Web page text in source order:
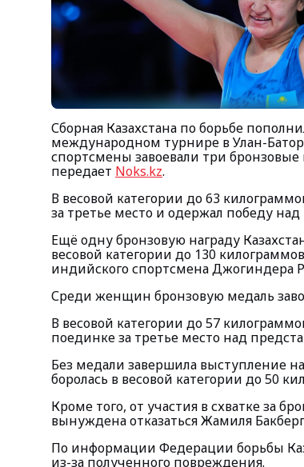
Сборная Казахстана по борьбе
международном турнире в Улан-
спортсмены завоевали три
передает Noks.kz.
В весовой категории до 63
за третье место и одержал победу
Ещё одну бронзовую награду
весовой категории до 130
индийского спортсмена Джогиндера
Среди женщин бронзовую медаль
В весовой категории до 57
поединке за третье место над
Без медали завершила выступление
боролась в весовой категории до 50
Кроме того, от участия в схватке за
вынуждена отказаться Жамиля
По информации Федерации борьбы
из-за полученного повреждения.